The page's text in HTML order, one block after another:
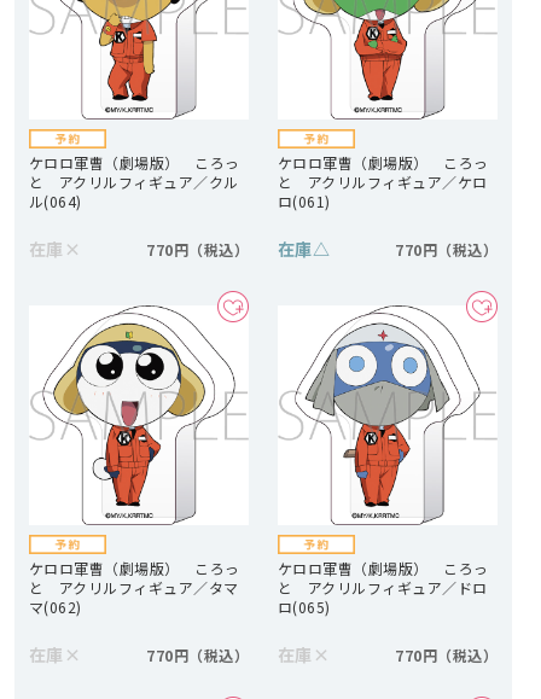
ケロロ軍曹（劇場版） ころっ
と アクリルフィギュア／クル
ル(064)
在庫 × 770円
ケロロ軍曹（劇場版） ころっ
と アクリルフィギュア／ケロ
ロ(061)
在庫△ 770円
ケロロ軍曹（劇場版） ころっ
と アクリルフィギュア／タマ
マ(062)
在庫 × 770円
ケロロ軍曹（劇場版） ころっ
と アクリルフィギュア／ドロ
ロ(065)
在庫 × 770円